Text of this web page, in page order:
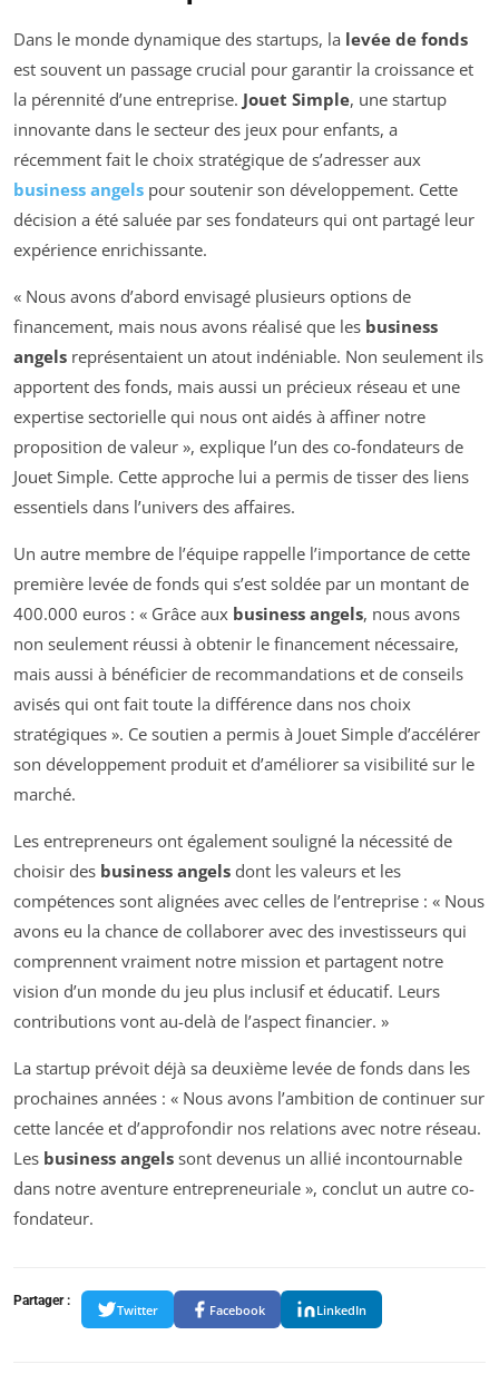
Dans le monde dynamique des startups, la levée de fonds
est souvent un passage crucial pour garantir la croissance et
la pérennité d’une entreprise. Jouet Simple, une startup
innovante dans le secteur des jeux pour enfants, a
récemment fait le choix stratégique de s’adresser aux
business angels pour soutenir son développement. Cette
décision a été saluée par ses fondateurs qui ont partagé leur
expérience enrichissante.
« Nous avons d’abord envisagé plusieurs options de
financement, mais nous avons réalisé que les business
angels représentaient un atout indéniable. Non seulement ils
apportent des fonds, mais aussi un précieux réseau et une
expertise sectorielle qui nous ont aidés à affiner notre
proposition de valeur », explique l’un des co-fondateurs de
Jouet Simple. Cette approche lui a permis de tisser des liens
essentiels dans l’univers des affaires.
Un autre membre de l’équipe rappelle l’importance de cette
première levée de fonds qui s’est soldée par un montant de
400.000 euros : « Grâce aux business angels, nous avons
non seulement réussi à obtenir le financement nécessaire,
mais aussi à bénéficier de recommandations et de conseils
avisés qui ont fait toute la différence dans nos choix
stratégiques ». Ce soutien a permis à Jouet Simple d’accélérer
son développement produit et d’améliorer sa visibilité sur le
marché.
Les entrepreneurs ont également souligné la nécessité de
choisir des business angels dont les valeurs et les
compétences sont alignées avec celles de l’entreprise : « Nous
avons eu la chance de collaborer avec des investisseurs qui
comprennent vraiment notre mission et partagent notre
vision d’un monde du jeu plus inclusif et éducatif. Leurs
contributions vont au-delà de l’aspect financier. »
La startup prévoit déjà sa deuxième levée de fonds dans les
prochaines années : « Nous avons l’ambition de continuer sur
cette lancée et d’approfondir nos relations avec notre réseau.
Les business angels sont devenus un allié incontournable
dans notre aventure entrepreneuriale », conclut un autre co-
fondateur.
Partager :
Twitter Facebook LinkedIn